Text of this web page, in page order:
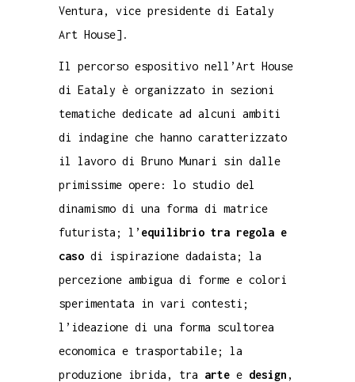
Ventura, vice presidente di Eataly
Art House].
Il percorso espositivo nell’Art House
di Eataly è organizzato in sezioni
tematiche dedicate ad alcuni ambiti
di indagine che hanno caratterizzato
il lavoro di Bruno Munari sin dalle
primissime opere: lo studio del
dinamismo di una forma di matrice
futurista; l’ equilibrio tra regola e
caso di ispirazione dadaista; la
percezione ambigua di forme e colori
sperimentata in vari contesti;
l’ideazione di una forma scultorea
economica e trasportabile; la
produzione ibrida, tra arte e design ,